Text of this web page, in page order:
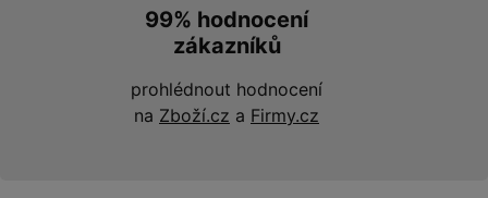
99% hodnocení
zákazníků
prohlédnout hodnocení
na Zboží.cz a Firmy.cz